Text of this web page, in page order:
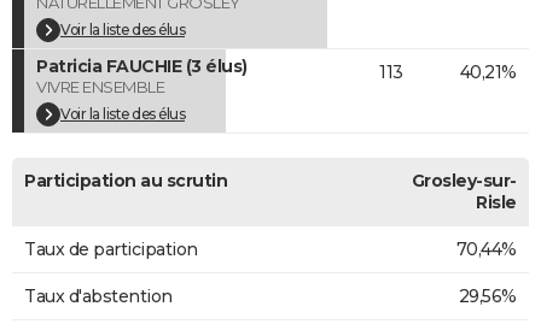
S'inscrire
Se connecter
Lycées
Collèges
Primaires
Universités
Entreprises
Service militaire
Avis de recherche
AVIS DE DÉCÈS
FORUM
Bricolage
Lifestyle
Culture
Sport
Auto
Television
Voyage
Cinema
Voir la liste des élus
Patricia FAUCHIE (3 élus)
VIVRE ENSEMBLE
Voir la liste des élus
113 40,21%
Participation au scrutin
Grosley-sur-
Risle
Taux de participation 70,44%
Taux d'abstention 29,56%